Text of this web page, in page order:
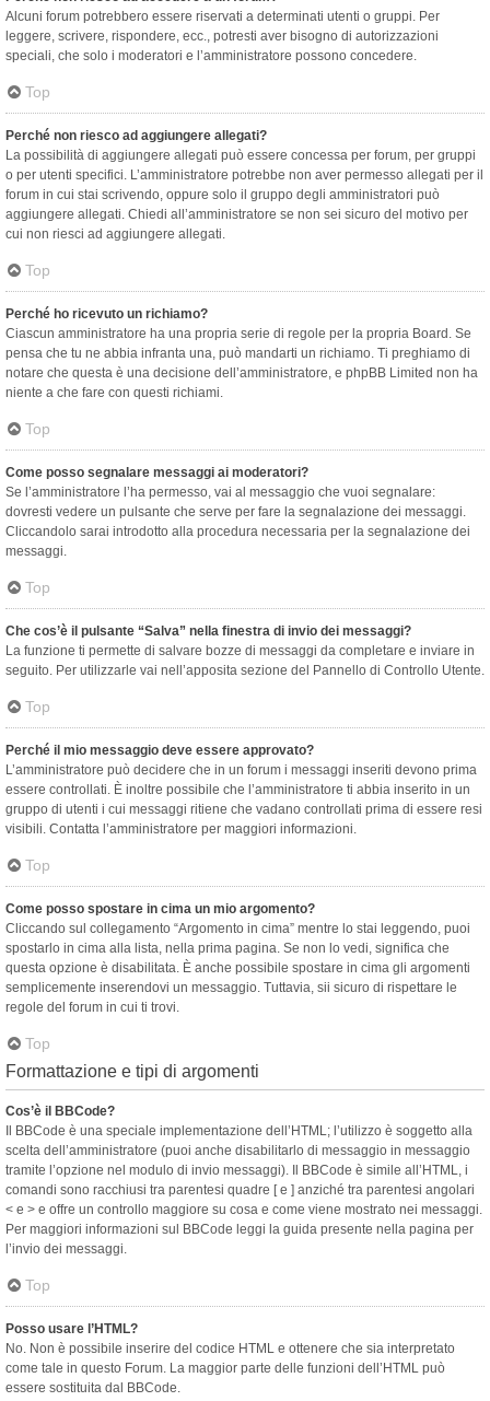
Alcuni forum potrebbero essere riservati a determinati utenti o gruppi. Per
leggere, scrivere, rispondere, ecc., potresti aver bisogno di autorizzazioni
speciali, che solo i moderatori e l’amministratore possono concedere.
Top
Perché non riesco ad aggiungere allegati?
La possibilità di aggiungere allegati può essere concessa per forum, per gruppi
o per utenti specifici. L’amministratore potrebbe non aver permesso allegati per il
forum in cui stai scrivendo, oppure solo il gruppo degli amministratori può
aggiungere allegati. Chiedi all’amministratore se non sei sicuro del motivo per
cui non riesci ad aggiungere allegati.
Top
Perché ho ricevuto un richiamo?
Ciascun amministratore ha una propria serie di regole per la propria Board. Se
pensa che tu ne abbia infranta una, può mandarti un richiamo. Ti preghiamo di
notare che questa è una decisione dell’amministratore, e phpBB Limited non ha
niente a che fare con questi richiami.
Top
Come posso segnalare messaggi ai moderatori?
Se l’amministratore l’ha permesso, vai al messaggio che vuoi segnalare:
dovresti vedere un pulsante che serve per fare la segnalazione dei messaggi.
Cliccandolo sarai introdotto alla procedura necessaria per la segnalazione dei
messaggi.
Top
Che cos’è il pulsante “Salva” nella finestra di invio dei messaggi?
La funzione ti permette di salvare bozze di messaggi da completare e inviare in
seguito. Per utilizzarle vai nell’apposita sezione del Pannello di Controllo Utente.
Top
Perché il mio messaggio deve essere approvato?
L’amministratore può decidere che in un forum i messaggi inseriti devono prima
essere controllati. È inoltre possibile che l’amministratore ti abbia inserito in un
gruppo di utenti i cui messaggi ritiene che vadano controllati prima di essere resi
visibili. Contatta l’amministratore per maggiori informazioni.
Top
Come posso spostare in cima un mio argomento?
Cliccando sul collegamento “Argomento in cima” mentre lo stai leggendo, puoi
spostarlo in cima alla lista, nella prima pagina. Se non lo vedi, significa che
questa opzione è disabilitata. È anche possibile spostare in cima gli argomenti
semplicemente inserendovi un messaggio. Tuttavia, sii sicuro di rispettare le
regole del forum in cui ti trovi.
Top
Formattazione e tipi di argomenti
Cos’è il BBCode?
Il BBCode è una speciale implementazione dell’HTML; l’utilizzo è soggetto alla
scelta dell’amministratore (puoi anche disabilitarlo di messaggio in messaggio
tramite l’opzione nel modulo di invio messaggi). Il BBCode è simile all’HTML, i
comandi sono racchiusi tra parentesi quadre [ e ] anziché tra parentesi angolari
< e > e offre un controllo maggiore su cosa e come viene mostrato nei messaggi.
Per maggiori informazioni sul BBCode leggi la guida presente nella pagina per
l’invio dei messaggi.
Top
Posso usare l’HTML?
No. Non è possibile inserire del codice HTML e ottenere che sia interpretato
come tale in questo Forum. La maggior parte delle funzioni dell’HTML può
essere sostituita dal BBCode.